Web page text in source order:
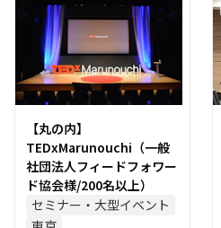
【丸の内】
TEDxMarunouchi（一般
社団法人フィードフォワー
ド協会様/200名以上）
セミナー・大型イベント